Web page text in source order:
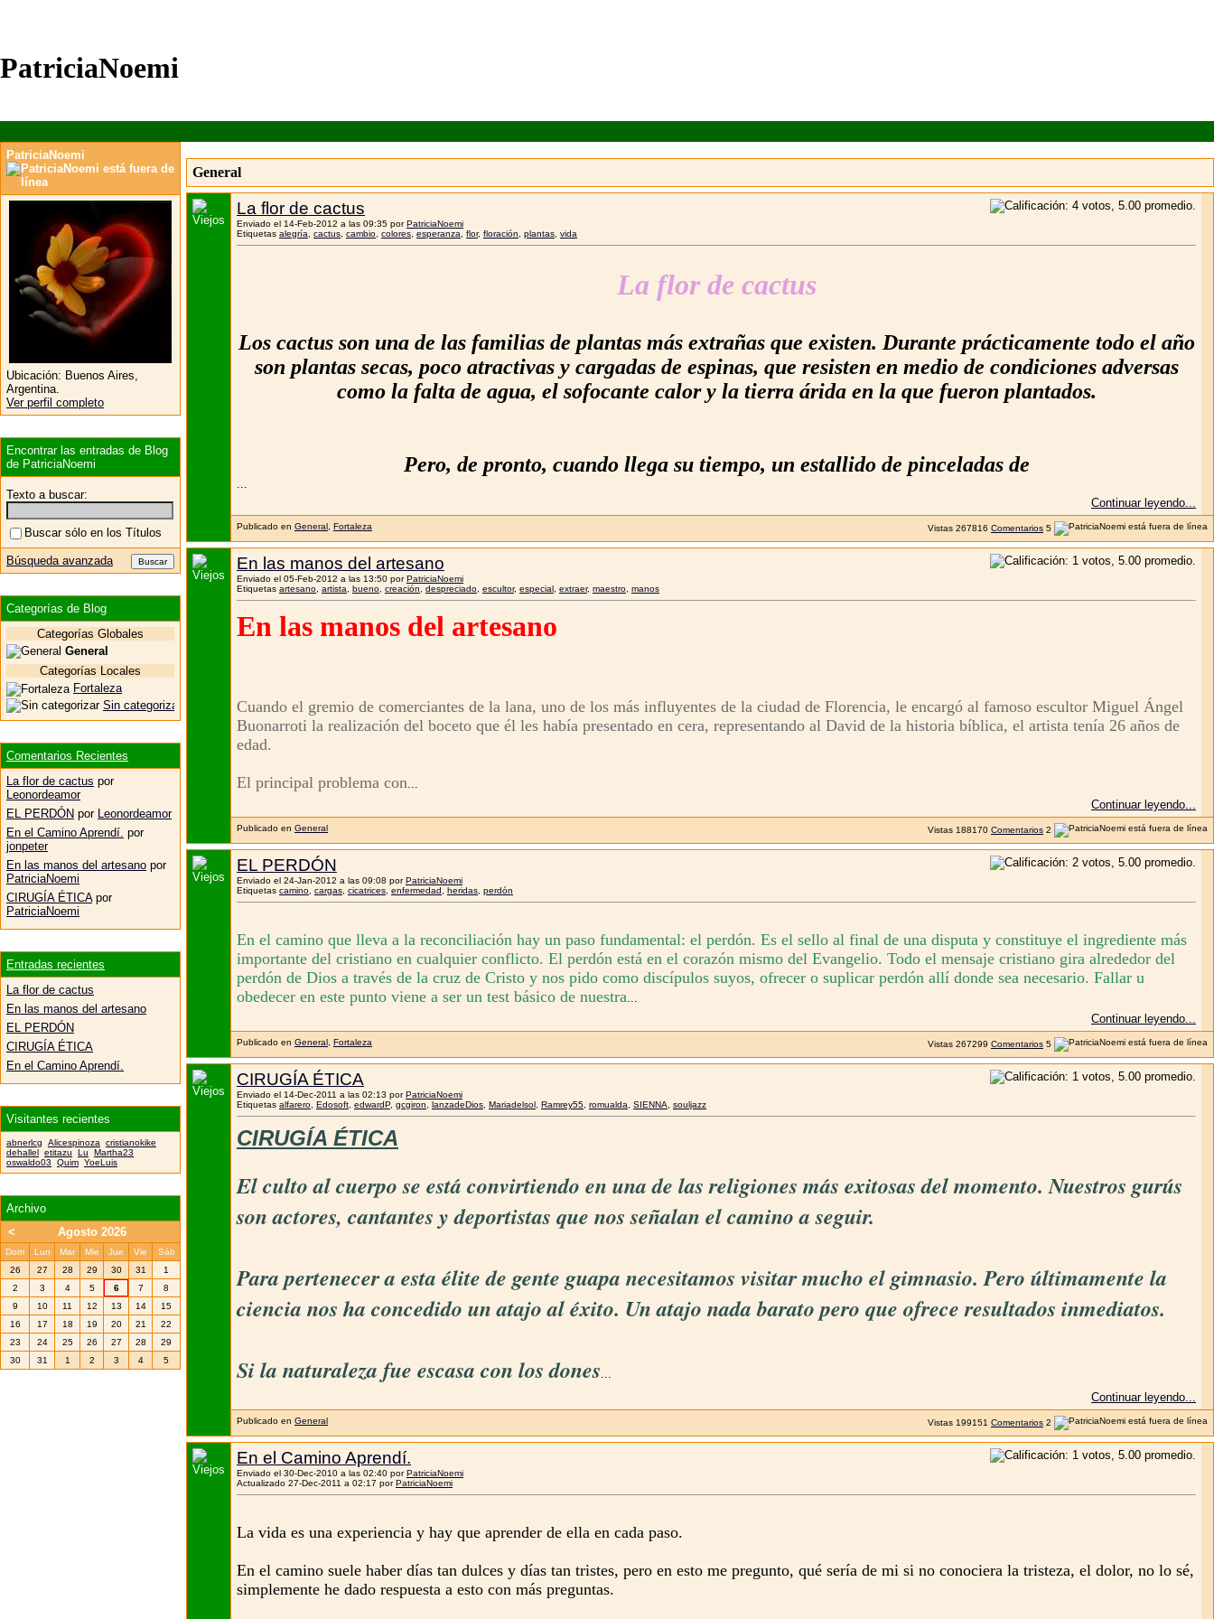
PatriciaNoemi
General
La flor de cactus
Enviado el 14-Feb-2012 a las 09:35 porPatriciaNoemi
Etiquetas alegría cactus cambio colores esperanza flor, floración plantas vida
La flor de cactus
Los cactus son una de las familias de plantas más extrañas que existen. Durante prácticamente todo el año
son plantas secas, poco atractivas y cargadas de espinas, que resisten en medio de condiciones adversas
como la falta de agua, el sofocante calor y la tierra árida en la que fueron plantados.
Pero, de pronto, cuando llega su tiempo, un estallido de pinceladas de
Continuar leyendo...
Publicado en General Fortaleza Vistas 267816 Comentarios 5
En las manos del artesano
Enviado el 05-Feb-2012 a las 13:50 porPatriciaNoemi
Etiquetas artesano artista bueno creación despreciado escultor, especial extraer, maestro manos
En las manos del artesano
Cuando el gremio de comerciantes de la lana, uno de los más influyentes de la ciudad de Florencia, le encargó al famoso escultor Miguel Ángel
Buonarroti la realización del boceto que él les había presentado en cera, representando al David de la historia bíblica, el artista tenía 26 años de
edad.
El principal problema con
Continuar leyendo...
Publicado en General Vistas 188170 Comentarios 2
EL PERDÓN
Enviado el 24-Jan-2012 a las 09:08 porPatriciaNoemi
Etiquetas camino cargas cicatrices enfermedad heridas perdón
En el camino que lleva a la reconciliación hay un paso fundamental: el perdón. Es el sello al final de una disputa y constituye el ingrediente más
importante del cristiano en cualquier conflicto. El perdón está en el corazón mismo del Evangelio. Todo el mensaje cristiano gira alrededor del
perdón de Dios a través de la cruz de Cristo y nos pido como discípulos suyos, ofrecer o suplicar perdón allí donde sea necesario. Fallar u
obedecer en este punto viene a ser un test básico de nuestra
Continuar leyendo...
Publicado en General Fortaleza Vistas 267299 Comentarios 5
CIRUGÍA ÉTICA
Enviado el 14-Dec-2011 a las 02:13 porPatriciaNoemi
Etiquetas alfarero Edosoft edwardP, gcgiron lanzadeDios Mariadelsol Ramrey55 romualda SIENNA souljazz
CIRUGÍA ÉTICA
El culto al cuerpo se está convirtiendo en una de las religiones más exitosas del momento. Nuestros gurús
son actores, cantantes y deportistas que nos señalan el camino a seguir.
Para pertenecer a esta élite de gente guapa necesitamos visitar mucho el gimnasio. Pero últimamente la
ciencia nos ha concedido un atajo al éxito. Un atajo nada barato pero que ofrece resultados inmediatos.
Si la naturaleza fue escasa con los dones
Continuar leyendo...
Publicado en General Vistas 199151 Comentarios 2
En el Camino Aprendí.
Enviado el 30-Dec-2010 a las 02:40 porPatriciaNoemi
Actualizado 27-Dec-2011 a 02:17 por PatriciaNoemi
La vida es una experiencia y hay que aprender de ella en cada paso.
En el camino suele haber días tan dulces y días tan tristes, pero en esto me pregunto, qué sería de mi si no conociera la tristeza, el dolor, no lo sé,
simplemente he dado respuesta a esto con más preguntas.
PatriciaNoemi
Ubicación: Buenos Aires,
Argentina.
Ver perfil completo
Encontrar las entradas de Blog
de PatriciaNoemi
Texto a buscar:
Buscar sólo en los Títulos
Búsqueda avanzada
Categorías de Blog
Categorías Globales
General
Categorías Locales
Fortaleza
Sin categorizar
Comentarios Recientes
La flor de cactus por
Leonordeamor
EL PERDÓN por Leonordeamor
En el Camino Aprendí. por
jonpeter
En las manos del artesano por
PatriciaNoemi
CIRUGÍA ÉTICA por
PatriciaNoemi
Entradas recientes
La flor de cactus
En las manos del artesano
EL PERDÓN
CIRUGÍA ÉTICA
En el Camino Aprendí.
Visitantes recientes
abnerlcg Alicespinoza cristianokike
dehallel etitazu Lu
Martha23
oswaldo03
Quim YoeLuis
Archivo
<
Agosto 2026
Dom Lun Mar Mie Jue Vie
Sáb
26
27 28 29 30 31
1
2
3 4 5 6 7
8
9
10 11 12 13 14
15
16
17 18 19 20 21
22
23
24 25 26 27 28
29
30
31 1 2 3 4 5